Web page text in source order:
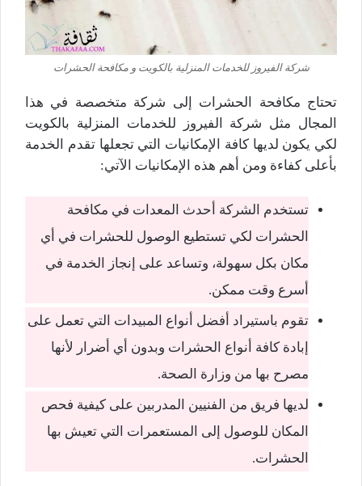
شركة الفيروز للخدمات المنزلية بالكويت و مكافحة الحشرات
تحتاج مكافحة الحشرات إلى شركة متخصصة في هذا
المجال مثل شركة الفيروز للخدمات المنزلية بالكويت
لكي يكون لديها كافة الإمكانيات التي تجعلها تقدم الخدمة
بأعلى كفاءة ومن أهم هذه الإمكانيات الآتي:
تستخدم الشركة أحدث المعدات في مكافحة
الحشرات لكي تستطيع الوصول للحشرات في أي
مكان بكل سهولة، وتساعد على إنجاز الخدمة في
أسرع وقت ممكن.
تقوم باستيراد أفضل أنواع المبيدات التي تعمل على
إبادة كافة أنواع الحشرات وبدون أي أضرار لأنها
مصرح بها من وزارة الصحة.
لديها فريق من الفنيين المدربين على كيفية فحص
المكان للوصول إلى المستعمرات التي تعيش بها
الحشرات.